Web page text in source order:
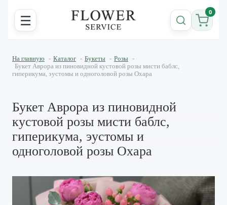
☰ 0
На главную - Каталог - Букеты - Розы -
Букет Аврора из пиновидной кустовой розы мисти баблс,
гиперикума, эустомы и одноголовой розы Охара
Букет Аврора из пиновидной
кустовой розы мисти баблс,
гиперикума, эустомы и
одноголовой розы Охара